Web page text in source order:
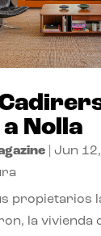
Nolla
| Jun
propietarios
la vivienda